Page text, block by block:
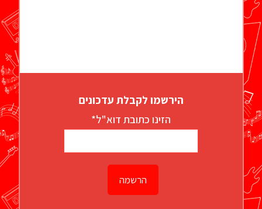
הירשמו לקבלת עדכונים
הזינו כתובת דוא"ל*